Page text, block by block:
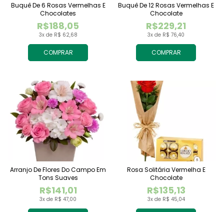
COMPRAR
3x de R$ 62,68
R$188,05
Buquê De 6 Rosas Vermelhas E
Chocolates
COMPRAR
3x de R$ 76,40
R$229,21
Buquê De 12 Rosas Vermelhas E
Chocolate
3x de R$ 47,00
R$141,01
Arranjo De Flores Do Campo Em
Tons Suaves
3x de R$ 45,04
R$135,13
Rosa Solitária Vermelha E
Chocolate